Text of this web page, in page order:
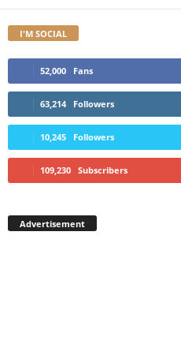
I'M SOCIAL
52,000 Fans
63,214 Followers
10,245 Followers
109,230 Subscribers
Advertisement